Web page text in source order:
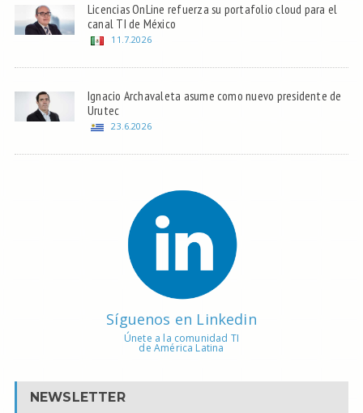
Licencias OnLine refuerza su portafolio cloud para el
canal TI de México
11.7.2026
Ignacio Archavaleta asume como nuevo presidente de
Urutec
23.6.2026
Síguenos en Linkedin
Únete a la comunidad TI
de América Latina
NEWSLETTER